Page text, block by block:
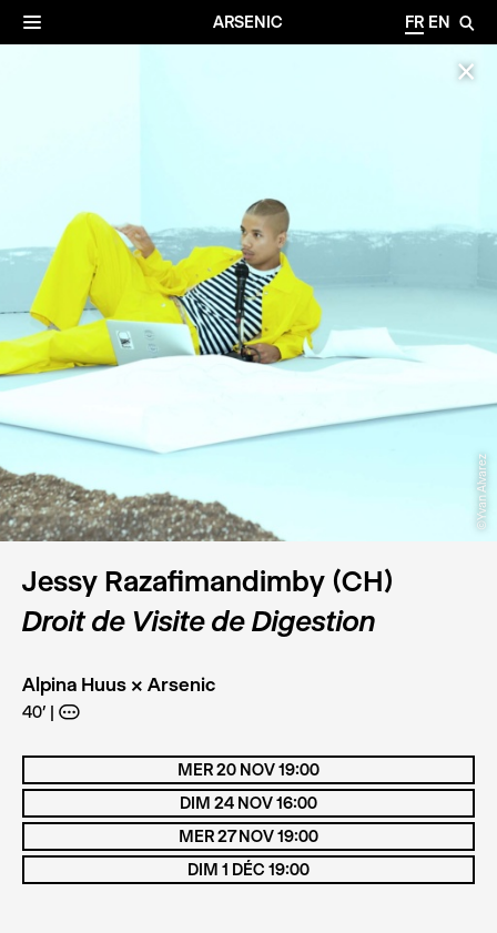
ARSENIC FR EN 🔎
☰
✕
©Yvan Alvarez
Jessy Razafimandimby (CH)
Droit de Visite de Digestion
Alpina Huus × Arsenic
40’ A
MER 20 NOV 19:00
DIM 24 NOV 16:00
MER 27 NOV 19:00
DIM 1 DÉC 19:00